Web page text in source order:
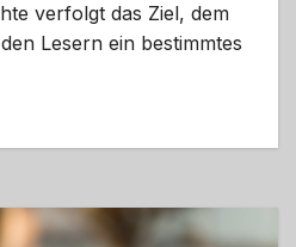
verfolgt das Ziel, dem
Lesern ein bestimmtes